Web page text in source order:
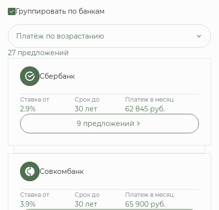
Группировать по банкам
Платёж по возрастанию
27 предложений
Сбербанк
Ставка от
2.9%
Срок до
30 лет
Платеж в месяц
62 845 руб.
9 предложений
Совкомбанк
Ставка от
3.9%
Срок до
30 лет
Платеж в месяц
65 900 руб.